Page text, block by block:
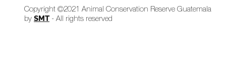
Copyright ©2021 Animal Conservation Reserve Guatemala
by SMT - All rights reserved